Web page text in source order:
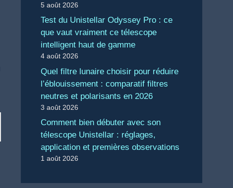
5 août 2026
Test du Unistellar Odyssey Pro : ce
que vaut vraiment ce télescope
intelligent haut de gamme
4 août 2026
Quel filtre lunaire choisir pour réduire
l’éblouissement : comparatif filtres
neutres et polarisants en 2026
3 août 2026
Comment bien débuter avec son
télescope Unistellar : réglages,
application et premières observations
1 août 2026